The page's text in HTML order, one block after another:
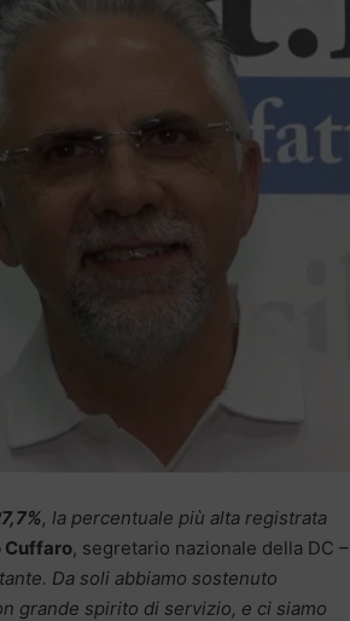
, la percentuale più alta registrata
Cuffaro, segretario nazionale della DC –
Da soli abbiamo sostenuto
grande spirito di servizio, e ci siamo